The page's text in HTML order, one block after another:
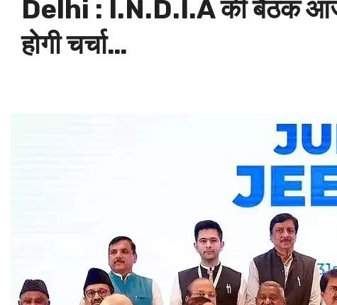
Delhi : I.N.D.I.A की बैठक आज,
होगी चर्चा…